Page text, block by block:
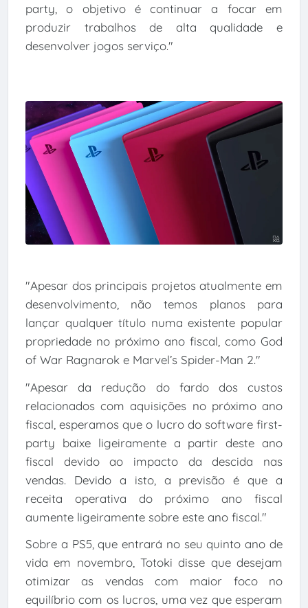
party, o objetivo é continuar a focar em
produzir trabalhos de alta qualidade e
desenvolver jogos serviço."
"Apesar dos principais projetos atualmente em
desenvolvimento, não temos planos para
lançar qualquer título numa existente popular
propriedade no próximo ano fiscal, como God
of War Ragnarok e Marvel’s Spider-Man 2."
"Apesar da redução do fardo dos custos
relacionados com aquisições no próximo ano
fiscal, esperamos que o lucro do software first-
party baixe ligeiramente a partir deste ano
fiscal devido ao impacto da descida nas
vendas. Devido a isto, a previsão é que a
receita operativa do próximo ano fiscal
aumente ligeiramente sobre este ano fiscal."
Sobre a PS5, que entrará no seu quinto ano de
vida em novembro, Totoki disse que desejam
otimizar as vendas com maior foco no
equilíbrio com os lucros, uma vez que esperam